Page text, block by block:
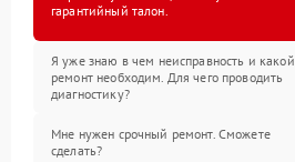
гарантийный талон.
Я уже знаю в чем неисправность и какой
ремонт необходим. Для чего проводить
диагностику?
Мне нужен срочный ремонт. Сможете
сделать?